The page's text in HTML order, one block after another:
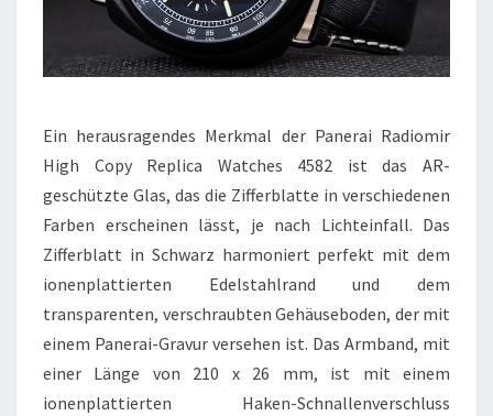
Ein herausragendes Merkmal der Panerai Radiomir
High Copy Replica Watches 4582 ist das AR-
geschützte Glas, das die Zifferblatte in verschiedenen
Farben erscheinen lässt, je nach Lichteinfall. Das
Zifferblatt in Schwarz harmoniert perfekt mit dem
ionenplattierten Edelstahlrand und dem
transparenten, verschraubten Gehäuseboden, der mit
einem Panerai-Gravur versehen ist. Das Armband, mit
einer Länge von 210 x 26 mm, ist mit einem
ionenplattierten Haken-Schnallenverschluss